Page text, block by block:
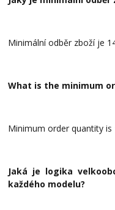
Minimální odběr zboží je
What is the minimum
Minimum order quantity is
Jaká je logika
každého modelu?